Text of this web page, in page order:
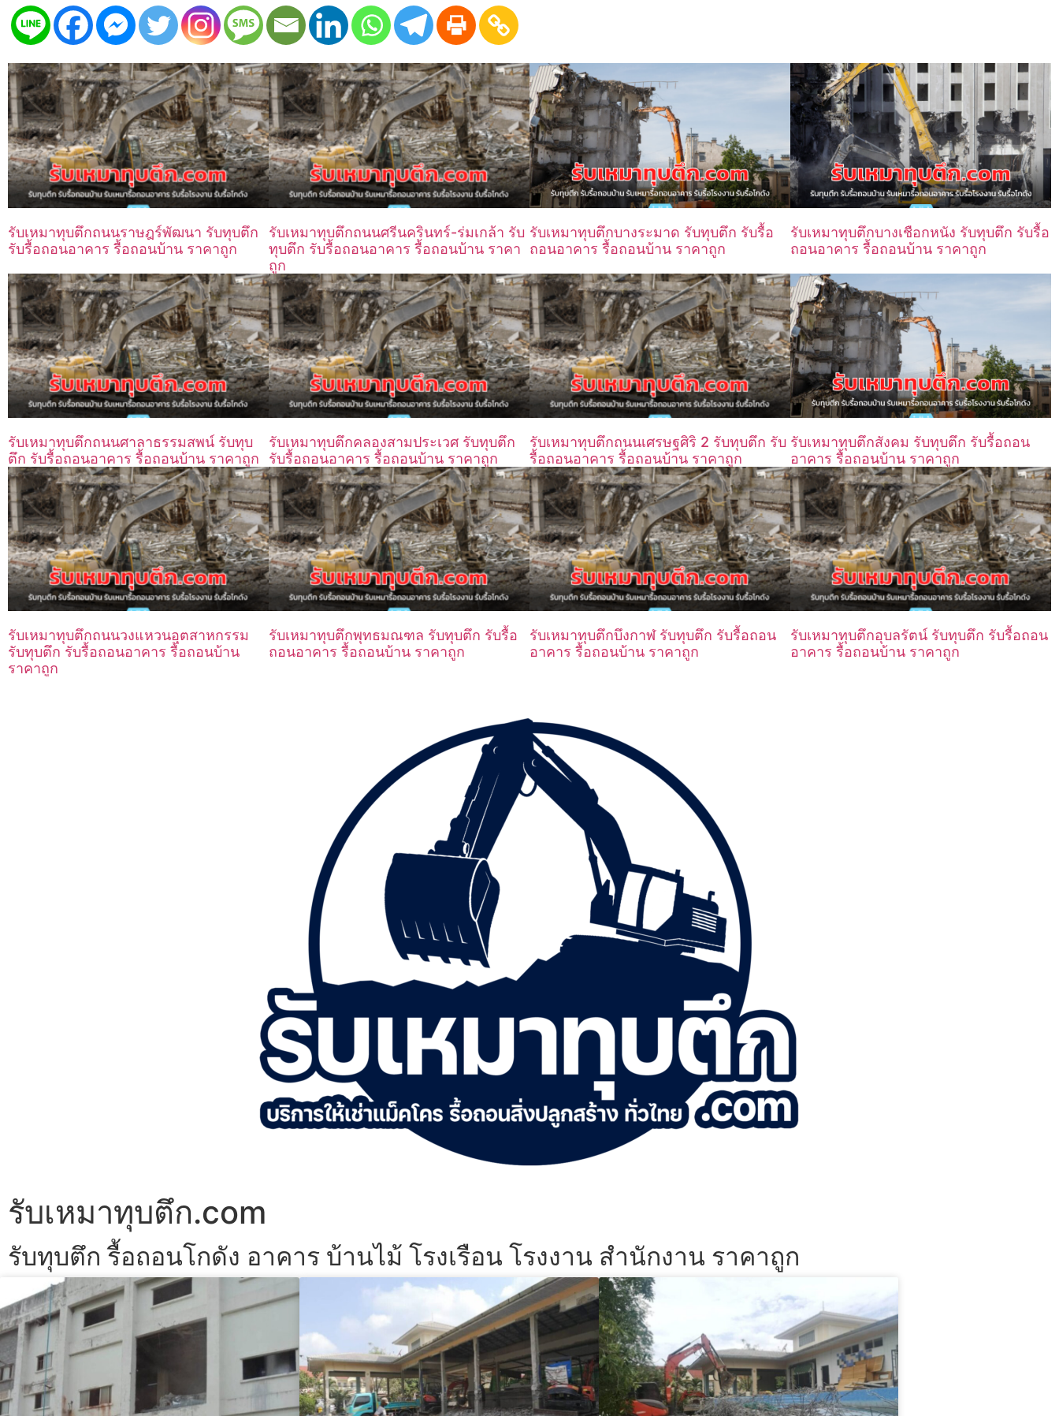
รับเหมาทุบตึกถนนราษฎร์พัฒนา รับทุบตึก
รับรื้อถอนอาคาร รื้อถอนบ้าน ราคาถูก
รับเหมาทุบตึกถนนศรีนครินทร์-ร่มเกล้า รับ
ทุบตึก รับรื้อถอนอาคาร รื้อถอนบ้าน ราคา
ถูก
รับเหมาทุบตึกบางระมาด รับทุบตึก รับรื้อ
ถอนอาคาร รื้อถอนบ้าน ราคาถูก
รับเหมาทุบตึกบางเชือกหนัง รับทุบตึก รับรื้อ
ถอนอาคาร รื้อถอนบ้าน ราคาถูก
รับเหมาทุบตึกถนนศาลาธรรมสพน์ รับทุบ
ตึก รับรื้อถอนอาคาร รื้อถอนบ้าน ราคาถูก
รับเหมาทุบตึกคลองสามประเวศ รับทุบตึก
รับรื้อถอนอาคาร รื้อถอนบ้าน ราคาถูก
รับเหมาทุบตึกถนนเศรษฐศิริ 2 รับทุบตึก รับ
รื้อถอนอาคาร รื้อถอนบ้าน ราคาถูก
รับเหมาทุบตึกสังคม รับทุบตึก รับรื้อถอน
อาคาร รื้อถอนบ้าน ราคาถูก
รับเหมาทุบตึกถนนวงแหวนอุตสาหกรรม
รับทุบตึก รับรื้อถอนอาคาร รื้อถอนบ้าน
ราคาถูก
รับเหมาทุบตึกพุทธมณฑล รับทุบตึก รับรื้อ
ถอนอาคาร รื้อถอนบ้าน ราคาถูก
รับเหมาทุบตึกบึงกาฬ รับทุบตึก รับรื้อถอน
อาคาร รื้อถอนบ้าน ราคาถูก
รับเหมาทุบตึกอุบลรัตน์ รับทุบตึก รับรื้อถอน
อาคาร รื้อถอนบ้าน ราคาถูก
รับเหมาทุบตึก.com
รับทุบตึก รื้อถอนโกดัง อาคาร บ้านไม้ โรงเรือน โรงงาน สำนักงาน ราคาถูก